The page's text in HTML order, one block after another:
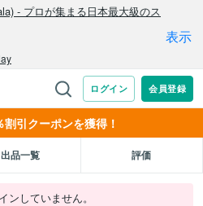
引クーポンを獲得！
出品一覧 評価
ンしていません。